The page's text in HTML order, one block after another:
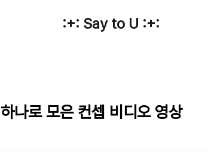
:+: Say to U :+:
나로 모은 컨셉 비디오 영상